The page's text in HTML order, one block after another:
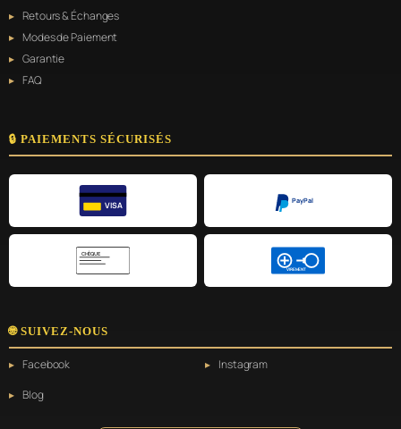
Retours & Échanges
Modes de Paiement
Garantie
FAQ
🔒 PAIEMENTS SÉCURISÉS
VISA
PayPal
CHÈQUE
VIREMENT
🌐 SUIVEZ-NOUS
Facebook
Instagram
Blog